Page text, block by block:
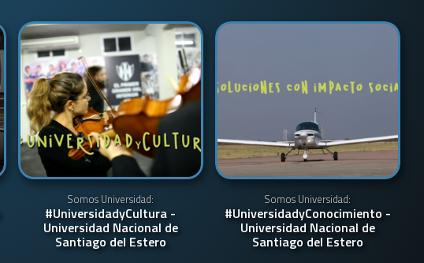
Somos Universidad:
#UniversidadyCultura -
Universidad Nacional de
Santiago del Estero
Somos Universidad:
#UniversidadyConocimiento -
Universidad Nacional de
Santiago del Estero